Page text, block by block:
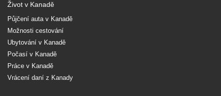
Život v Kanadě
Půjčení auta v Kanadě
Možnosti cestování
Ubytování v Kanadě
Počasí v Kanadě
Práce v Kanadě
Vrácení daní z Kanady